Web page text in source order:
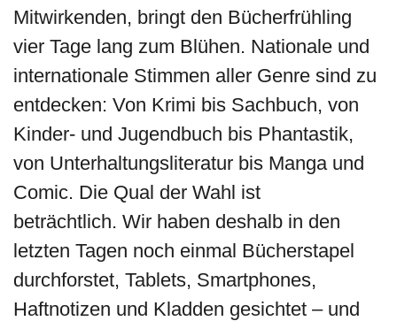
Mitwirkenden, bringt den Bücherfrühling
vier Tage lang zum Blühen. Nationale und
internationale Stimmen aller Genre sind zu
entdecken: Von Krimi bis Sachbuch, von
Kinder- und Jugendbuch bis Phantastik,
von Unterhaltungsliteratur bis Manga und
Comic. Die Qual der Wahl ist
beträchtlich. Wir haben deshalb in den
letzten Tagen noch einmal Bücherstapel
durchforstet, Tablets, Smartphones,
Haftnotizen und Kladden gesichtet – und